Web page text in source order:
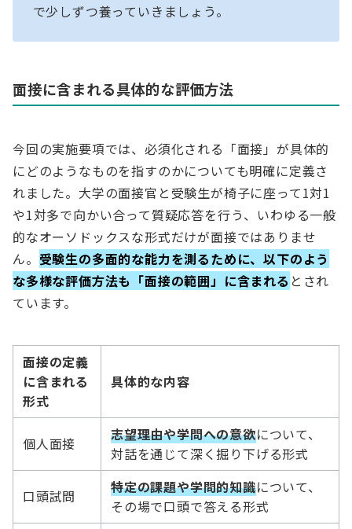
で少しずつ養っていきましょう。
面接に含まれる具体的な評価方法
今回の実施要項では、必須化される「面接」が具体的
にどのようなものを指すのかについても明確に定義さ
れました。大学の面接官と受験生が椅子に座って1対1
や1対多で向かい合って質疑応答を行う、いわゆる一般
的なオーソドックスな形式だけが面接ではありませ
ん。 受験生の多面的な能力を測るために、以下のよう
な多様な評価方法も「面接の範囲」に含まれる とされ
ています。
面接の定義
に含まれる
形式
具体的な内容
個人面接 志望理由や学問への意欲について、
対話を通じて深く掘り下げる形式
口頭試問 特定の課題や学問的知識について、
その場で口頭で答える形式